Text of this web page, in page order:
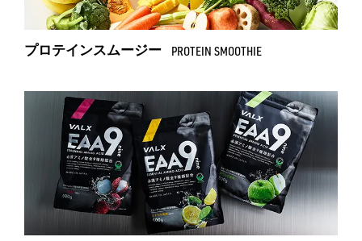
プロテインスムージー PROTEIN SMOOTHIE